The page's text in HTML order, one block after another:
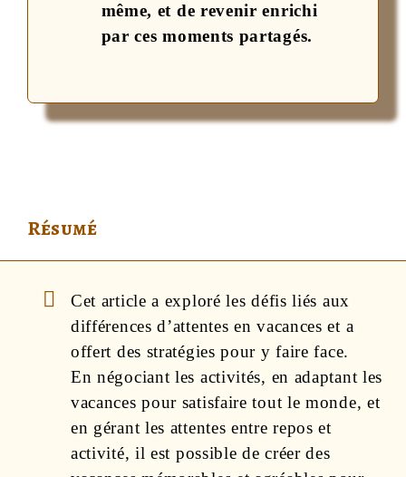
même, et de revenir enrichi
par ces moments partagés.
Résumé
Cet article a exploré les défis liés aux
différences d’attentes en vacances et a
offert des stratégies pour y faire face.
En négociant les activités, en adaptant les
vacances pour satisfaire tout le monde, et
en gérant les attentes entre repos et
activité, il est possible de créer des